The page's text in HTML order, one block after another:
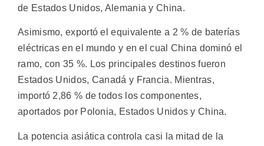
de Estados Unidos, Alemania y China.
Asimismo, exportó el equivalente a 2 % de baterías
eléctricas en el mundo y en el cual China dominó el
ramo, con 35 %. Los principales destinos fueron
Estados Unidos, Canadá y Francia. Mientras,
importó 2,86 % de todos los componentes,
aportados por Polonia, Estados Unidos y China.
La potencia asiática controla casi la mitad de la